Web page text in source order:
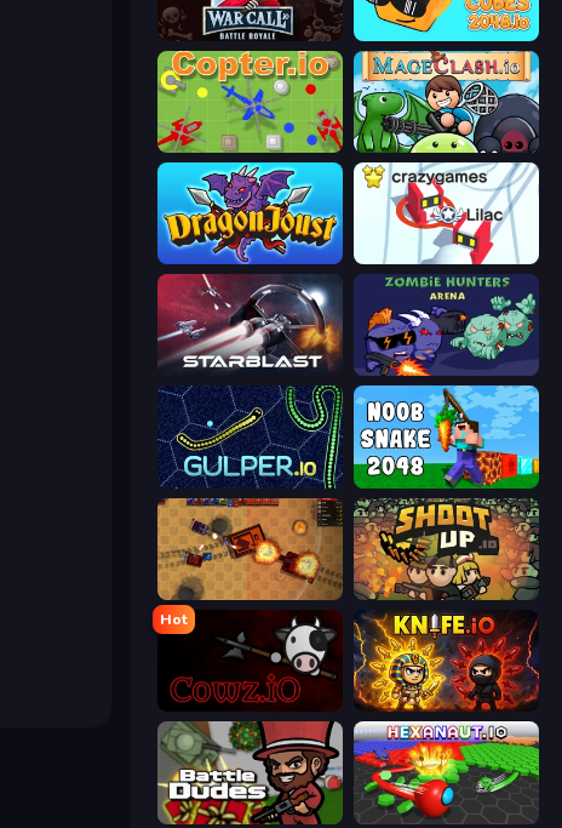
WarCall.io Cubes 2048.io
Copter.io Mageclash.io
Dragon Joust (.io) Snowball.io
StarBlast Zombie Hunters Online
Gulper.io Noob Snake 2048
Tanko.io Shootup.io
Hot
cowz.io Knife.io
BattleDudes.io Hexanaut.io